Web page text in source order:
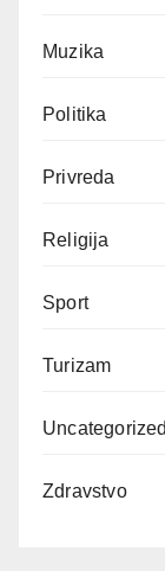
Muzika
Politika
Privreda
Religija
Sport
Turizam
Uncategorized
Zdravstvo